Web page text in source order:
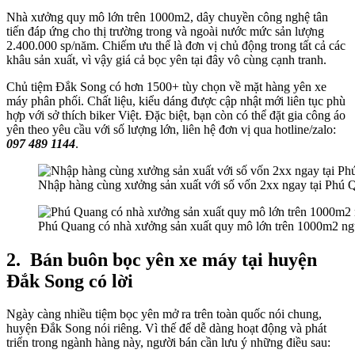
Nhà xưởng quy mô lớn trên 1000m2, dây chuyền công nghệ tân
tiến đáp ứng cho thị trường trong và ngoài nước mức sản lượng
2.400.000 sp/năm. Chiếm ưu thế là đơn vị chủ động trong tất cả các
khâu sản xuất, vì vậy giá cả bọc yên tại đây vô cùng cạnh tranh.
Chủ tiệm Đắk Song có hơn 1500+ tùy chọn về mặt hàng yên xe
máy phân phối. Chất liệu, kiểu dáng được cập nhật mới liên tục phù
hợp với sở thích biker Việt. Đặc biệt, bạn còn có thể đặt gia công áo
yên theo yêu cầu với số lượng lớn, liên hệ đơn vị qua hotline/zalo:
097 489 1144.
Nhập hàng cùng xưởng sản xuất với số vốn 2xx ngay tại Phú
Phú Quang có nhà xưởng sản xuất quy mô lớn trên 1000m2
2. Bán buôn bọc yên xe máy tại huyện
Đắk Song có lời
Ngày càng nhiều tiệm bọc yên mở ra trên toàn quốc nói chung,
huyện Đắk Song nói riêng. Vì thế để dễ dàng hoạt động và phát
triển trong ngành hàng này, người bán cần lưu ý những điều sau: